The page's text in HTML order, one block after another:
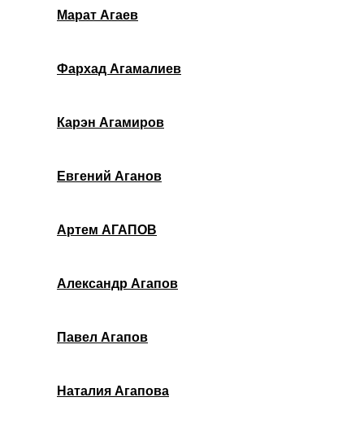
Марат Агаев
Фархад Агамалиев
Карэн Агамиров
Евгений Аганов
Артем АГАПОВ
Александр Агапов
Павел Агапов
Наталия Агапова